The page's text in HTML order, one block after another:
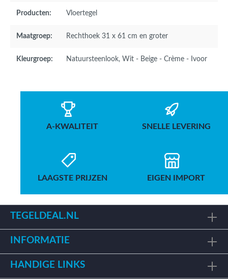
Producten: Vloertegel
Maatgroep: Rechthoek 31 x 61 cm en groter
Kleurgroep: Natuursteenlook, Wit - Beige - Crème - Ivoor
A-KWALITEIT SNELLE LEVERING
LAAGSTE PRIJZEN EIGEN IMPORT
TEGELDEAL.NL
INFORMATIE
HANDIGE LINKS